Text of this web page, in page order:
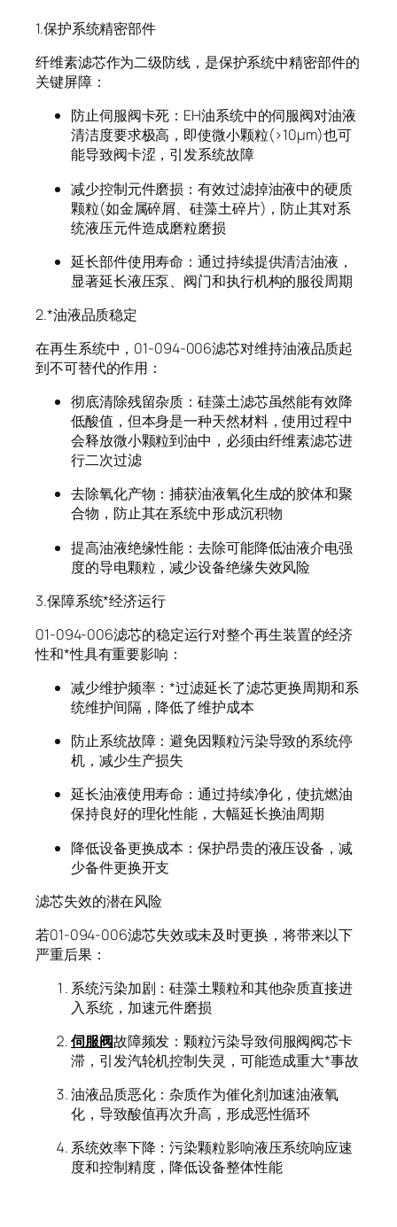
1.保护系统精密部件
纤维素滤芯作为二级防线，是保护系统中精密部件的
关键屏障：
防止伺服阀卡死：EH油系统中的伺服阀对油液
清洁度要求极高，即使微小颗粒(>10μm)也可
能导致阀卡涩，引发系统故障
减少控制元件磨损：有效过滤掉油液中的硬质
颗粒(如金属碎屑、硅藻土碎片)，防止其对系
统液压元件造成磨粒磨损
延长部件使用寿命：通过持续提供清洁油液，
显著延长液压泵、阀门和执行机构的服役周期
2.*油液品质稳定
在再生系统中，01-094-006滤芯对维持油液品质起
到不可替代的作用：
彻底清除残留杂质：硅藻土滤芯虽然能有效降
低酸值，但本身是一种天然材料，使用过程中
会释放微小颗粒到油中，必须由纤维素滤芯进
行二次过滤
去除氧化产物：捕获油液氧化生成的胶体和聚
合物，防止其在系统中形成沉积物
提高油液绝缘性能：去除可能降低油液介电强
度的导电颗粒，减少设备绝缘失效风险
3.保障系统*经济运行
01-094-006滤芯的稳定运行对整个再生装置的经济
性和*性具有重要影响：
减少维护频率：*过滤延长了滤芯更换周期和系
统维护间隔，降低了维护成本
防止系统故障：避免因颗粒污染导致的系统停
机，减少生产损失
延长油液使用寿命：通过持续净化，使抗燃油
保持良好的理化性能，大幅延长换油周期
降低设备更换成本：保护昂贵的液压设备，减
少备件更换开支
滤芯失效的潜在风险
若01-094-006滤芯失效或未及时更换，将带来以下
严重后果：
系统污染加剧：硅藻土颗粒和其他杂质直接进
入系统，加速元件磨损
伺服阀故障频发：颗粒污染导致伺服阀阀芯卡
滞，引发汽轮机控制失灵，可能造成重大*事故
油液品质恶化：杂质作为催化剂加速油液氧
化，导致酸值再次升高，形成恶性循环
系统效率下降：污染颗粒影响液压系统响应速
度和控制精度，降低设备整体性能